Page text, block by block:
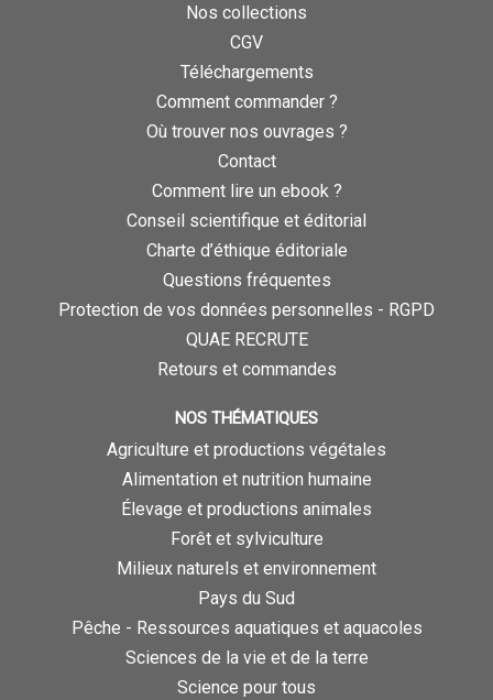
Nos collections
CGV
Téléchargements
Comment commander ?
Où trouver nos ouvrages ?
Contact
Comment lire un ebook ?
Conseil scientifique et éditorial
Charte d’éthique éditoriale
Questions fréquentes
Protection de vos données personnelles - RGPD
QUAE RECRUTE
Retours et commandes
NOS THÉMATIQUES
Agriculture et productions végétales
Alimentation et nutrition humaine
Élevage et productions animales
Forêt et sylviculture
Milieux naturels et environnement
Pays du Sud
Pêche - Ressources aquatiques et aquacoles
Sciences de la vie et de la terre
Science pour tous